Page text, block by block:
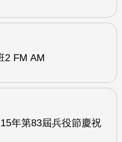
2 FM AM
年第83屆兵役節慶祝